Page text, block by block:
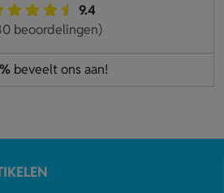
9.4
beoordelingen)
beveelt ons aan!